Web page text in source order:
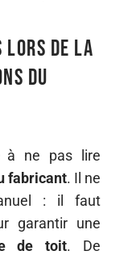
lors de la
du
à ne pas lire
fabricant. Il ne
: il faut
garantir une
de toit. De